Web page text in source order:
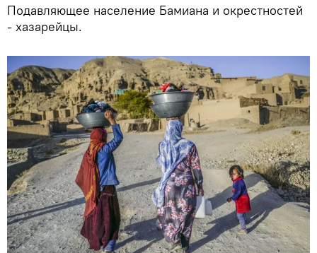
Подавляющее население Бамиана и окрестностей
- хазарейцы.